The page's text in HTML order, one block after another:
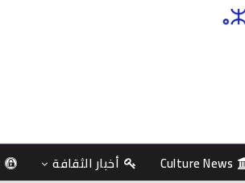
Culture News أخبار الثقافة